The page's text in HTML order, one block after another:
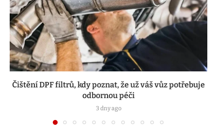
Čištění DPF filtrů, kdy poznat, že už váš vůz potřebuje
odbornou péči
3 dny ago